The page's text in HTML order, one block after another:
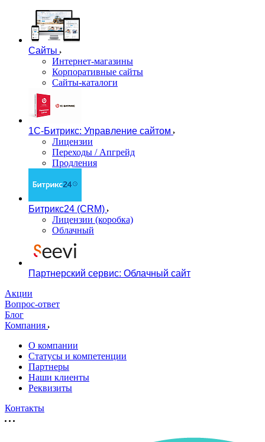
Сайты
Интернет-магазины
Корпоративные сайты
Сайты-каталоги
1С-Битрикс: Управление сайтом
Лицензии
Переходы / Апгрейд
Продления
Битрикс24 (CRM)
Лицензии (коробка)
Облачный
Партнерский сервис: Облачный сайт
Акции
Вопрос-ответ
Блог
Компания
О компании
Статусы и компетенции
Партнеры
Наши клиенты
Реквизиты
Контакты